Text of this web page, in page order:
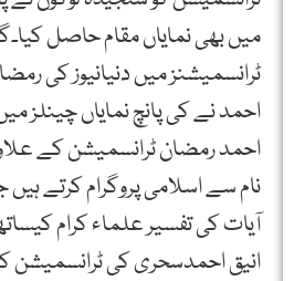
میں بھی نمایاں مقام حاصل
ٹرانسمیشنز میں دنیانیوز کی
احمد نے کی پانچ نمایاں چینلز
احمد رمضان ٹرانسمیشن کے
نام سے اسلامی پروگرام کرتے
آیات کی تفسیر علماء کرام
انیق احمدسحری کی ٹرانسمیشن